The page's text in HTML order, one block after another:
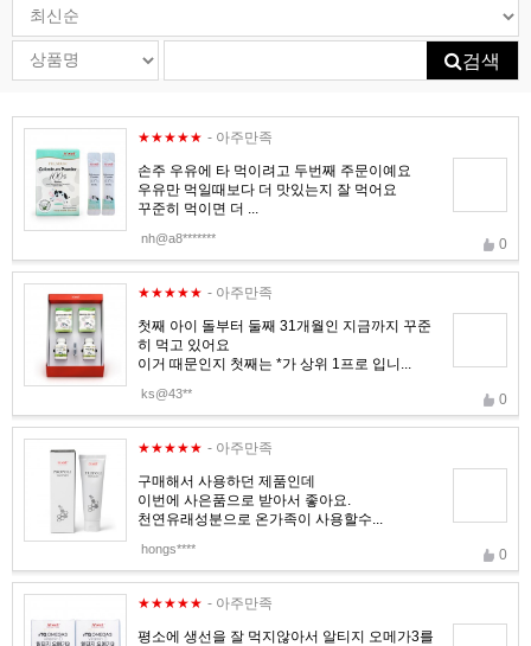
검색
★★★★★ - 아주만족
손주 우유에 타 먹이려고 두번째 주문이예요
우유만 먹일때보다 더 맛있는지 잘 먹어요
꾸준히 먹이면 더 ...
nh@a8******* 0
★★★★★ - 아주만족
첫째 아이 돌부터 둘째 31개월인 지금까지 꾸준
히 먹고 있어요
이거 때문인지 첫째는 *가 상위 1프로 입니...
ks@43** 0
★★★★★ - 아주만족
구매해서 사용하던 제품인데
이번에 사은품으로 받아서 좋아요.
천연유래성분으로 온가족이 사용할수...
hongs**** 0
★★★★★ - 아주만족
평소에 생선을 잘 먹지않아서 알티지 오메가3를